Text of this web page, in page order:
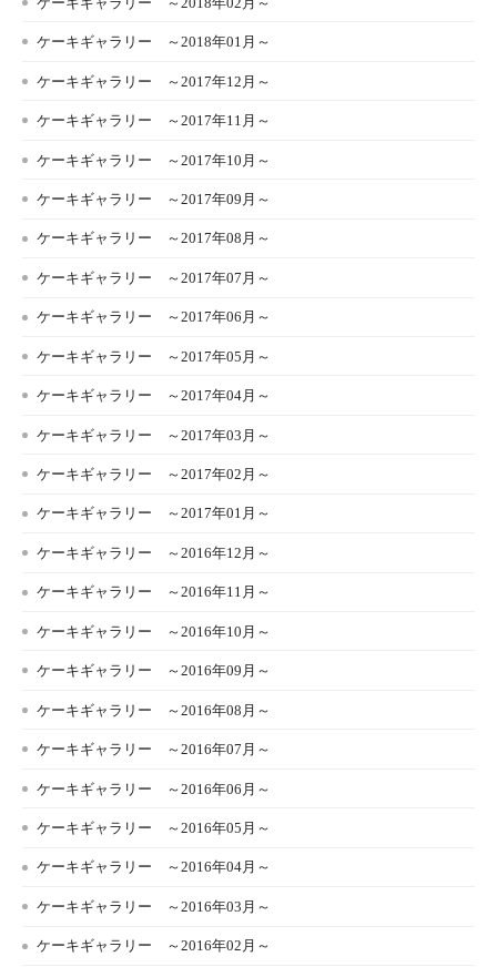
ケーキギャラリー ～2018年01月～
ケーキギャラリー ～2017年12月～
ケーキギャラリー ～2017年11月～
ケーキギャラリー ～2017年10月～
ケーキギャラリー ～2017年09月～
ケーキギャラリー ～2017年08月～
ケーキギャラリー ～2017年07月～
ケーキギャラリー ～2017年06月～
ケーキギャラリー ～2017年05月～
ケーキギャラリー ～2017年04月～
ケーキギャラリー ～2017年03月～
ケーキギャラリー ～2017年02月～
ケーキギャラリー ～2017年01月～
ケーキギャラリー ～2016年12月～
ケーキギャラリー ～2016年11月～
ケーキギャラリー ～2016年10月～
ケーキギャラリー ～2016年09月～
ケーキギャラリー ～2016年08月～
ケーキギャラリー ～2016年07月～
ケーキギャラリー ～2016年06月～
ケーキギャラリー ～2016年05月～
ケーキギャラリー ～2016年04月～
ケーキギャラリー ～2016年03月～
ケーキギャラリー ～2016年02月～